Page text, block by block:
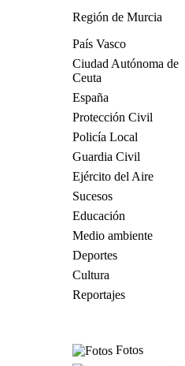
Región de Murcia
País Vasco
Ciudad Autónoma de
Ceuta
España
Protección Civil
Policía Local
Guardia Civil
Ejército del Aire
Sucesos
Educación
Medio ambiente
Deportes
Cultura
Reportajes
Fotos